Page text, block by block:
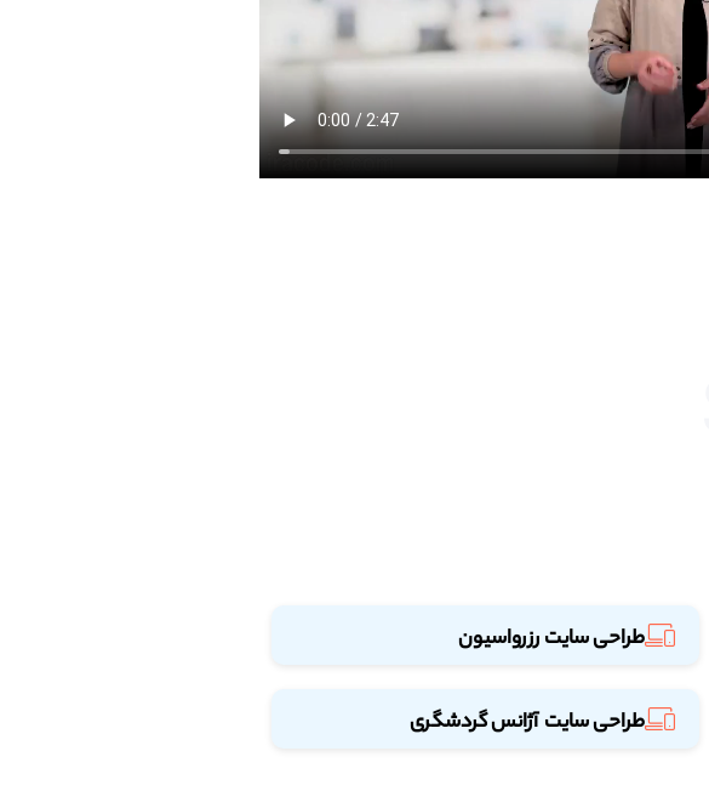
طراحی سایت رزرواسیون
طراحی سایت آژانس گردشگری